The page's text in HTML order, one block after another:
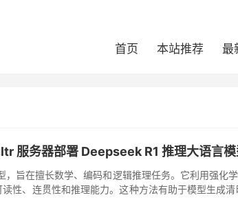
首页 本站推荐 最
服务器部署 Deepseek R1 推理大语言模
，旨在擅长数学、编码和逻辑推理任务。它利用强化
性、连贯性和推理能力。这种方法有助于模型生成清